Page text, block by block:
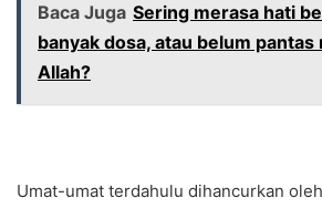
Baca Juga Sering merasa hati
banyak dosa, atau belum pantas
Allah?
Umat-umat terdahulu dihancurkan